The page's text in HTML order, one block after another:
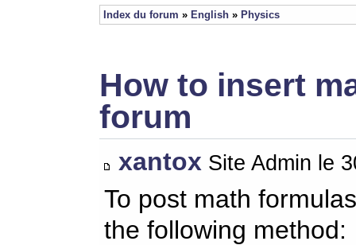
Index du forum » English » Physics
How to insert
forum
xantox Site Admin le
To post math
the following method: